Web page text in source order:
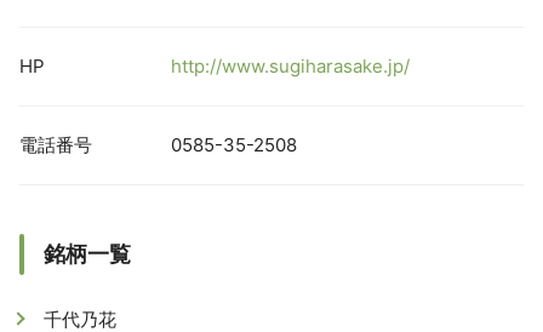
HP http://www.sugiharasake.jp/
電話番号 0585-35-2508
銘柄一覧
千代乃花